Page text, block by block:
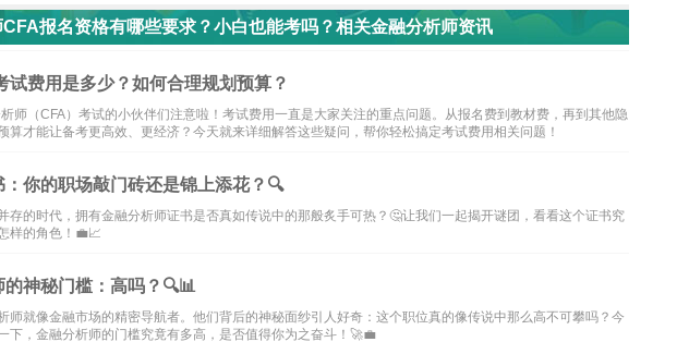
报名资格有哪些要求？小白也能考吗？相关金融分析师资讯
试费用是多少？如何合理规划预算？
师（CFA）考试的小伙伴们注意啦！考试费用一直是大家关注的重点问题。从报名费到教材费，再到其他隐
算才能让备考更高效、更经济？今天就来详细解答这些疑问，帮你轻松搞定考试费用相关问题！
：你的职场敲门砖还是锦上添花？🔍
存的时代，拥有金融分析师证书是否真如传说中的那般炙手可热？🤔让我们一起揭开谜团，看看这个证书究
样的角色！💼📈
神秘门槛：高吗？🔍📊
师就像金融市场的精密导航者。他们背后的神秘面纱引人好奇：这个职位真的像传说中那么高不可攀吗？今
下，金融分析师的门槛究竟有多高，是否值得你为之奋斗！🚀💼